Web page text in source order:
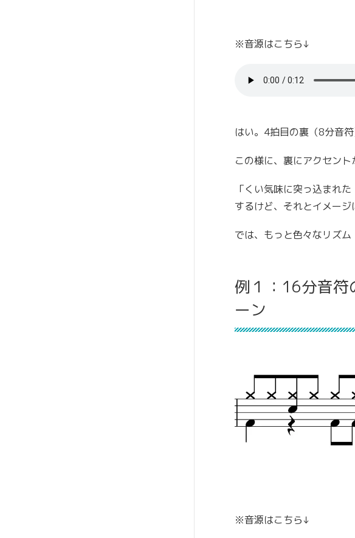
※音源はこちら↓
はい。4拍目の裏（8分音符
この様に、裏にアクセント
「くい気味に突っ込まれ
するけど、それとイメージ
では、もっと色々なリズム
例１：16分音符
ーン
※音源はこちら↓